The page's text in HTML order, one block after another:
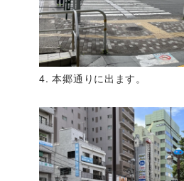
4. 本郷通りに出ます。